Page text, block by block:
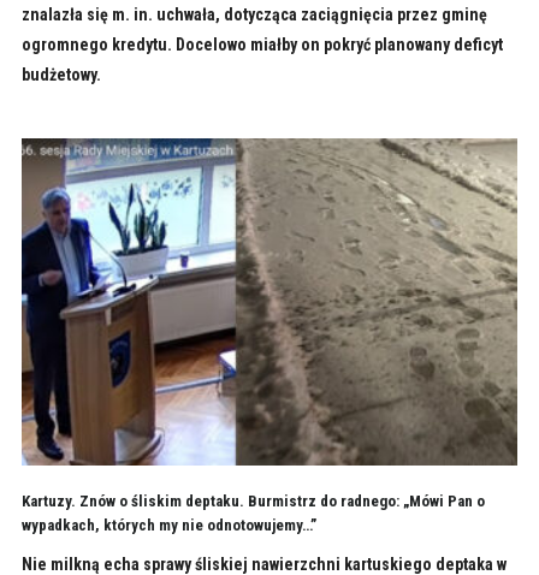
znalazła się m. in. uchwała, dotycząca zaciągnięcia przez gminę
ogromnego kredytu. Docelowo miałby on pokryć planowany deficyt
budżetowy.
Kartuzy. Znów o śliskim deptaku. Burmistrz do radnego: „Mówi Pan o
wypadkach, których my nie odnotowujemy…”
Nie milkną echa sprawy śliskiej nawierzchni kartuskiego deptaka w